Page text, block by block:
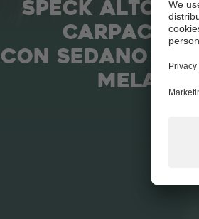
SPECK ALTO
CARPACCIO
CON SEDANO
MELA